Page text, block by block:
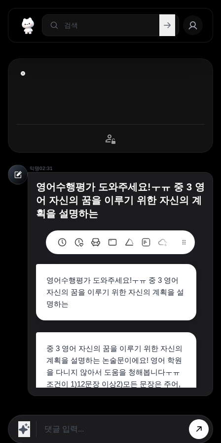
익명02:31
영어수행평가 도와주세요!ㅜㅠ 중 3 영
어 자신의 꿈을 이루기 위한 자신의 계
획을 설명하는
영어수행평가 도와주세요!ㅜㅠ 중 3 영어
자신의 꿈을 이루기 위한 자신의 계획을 설
명하는
중 3 영어 자신의 꿈을 이루기 위한 자신의
계획을 설명하는 논술문이에요! 영어 학원
을 다니지 않아서 도움을 청해봅니다ㅜㅠ
조건이 1)12문장 이상2)모든 문장은 주어,
동사가 들어간 완전한 문장으로 쓸 것인데
요ㅠ 도와주세요..ㅜㅠ!